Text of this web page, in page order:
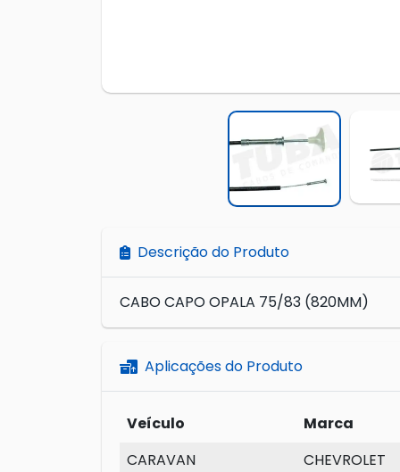
Descrição do Produto
CABO CAPO OPALA 75/83 (820MM)
Aplicações do Produto
Veículo
Marca
CARAVAN
CHEVROLET